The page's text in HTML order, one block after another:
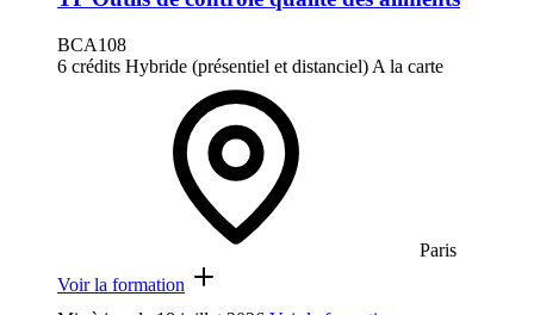
BCA108
6 crédits Hybride (présentiel et distanciel) A la carte
Paris
Voir la formation